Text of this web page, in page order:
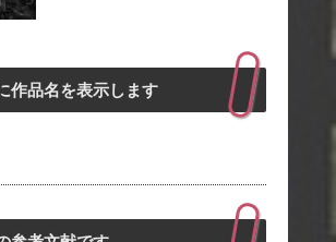
作品名を表示します